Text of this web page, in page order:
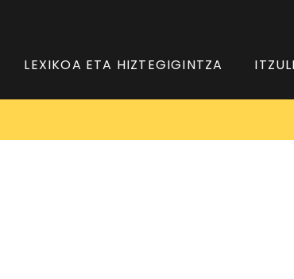
LEXIKOA ETA HIZTEGIGINTZA